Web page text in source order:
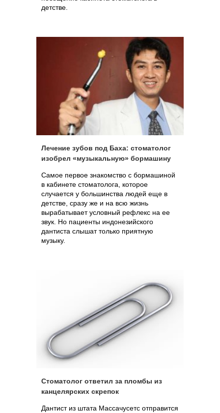
детстве.
Лечение зубов под Баха: стоматолог
изобрел «музыкальную» бормашину
Самое первое знакомство с бормашиной
в кабинете стоматолога, которое
случается у большинства людей еще в
детстве, сразу же и на всю жизнь
вырабатывает условный рефлекс на ее
звук. Но пациенты индонезийского
дантиста слышат только приятную
музыку.
Стоматолог ответил за пломбы из
канцелярских скрепок
Дантист из штата Массачусетс отправится